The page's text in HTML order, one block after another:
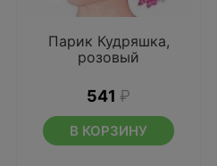
Парик Кудряшка,
розовый
541 ₽
В КОРЗИНУ